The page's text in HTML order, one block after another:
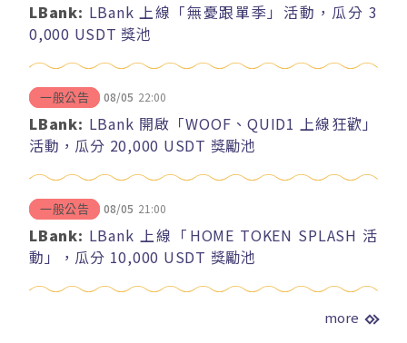
LBank: LBank 上線「無憂跟單季」活動，瓜分 3
0,000 USDT 獎池
一般公告 08/05 22:00
LBank: LBank 開啟「WOOF、QUID1 上線狂歡」
活動，瓜分 20,000 USDT 獎勵池
一般公告 08/05 21:00
LBank: LBank 上線「HOME TOKEN SPLASH 活
動」，瓜分 10,000 USDT 獎勵池
more